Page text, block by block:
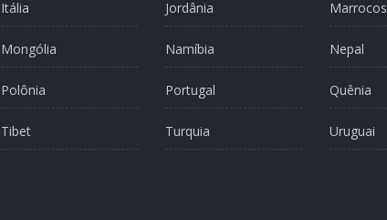
Itália Jordânia Marrocos
Mongólia Namíbia Nepal
Polônia Portugal Quênia
Tibet Turquia Uruguai